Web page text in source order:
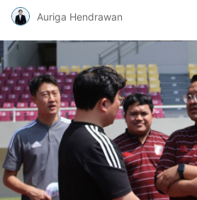
Auriga Hendrawan